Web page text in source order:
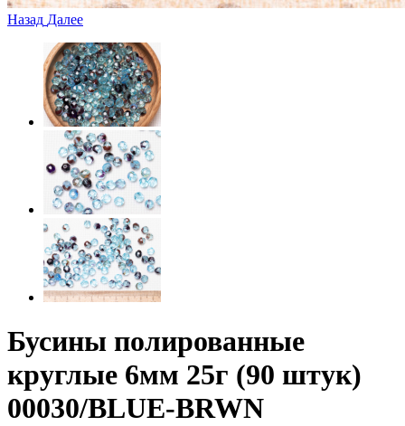
Назад Далее
Бусины полированные
круглые 6мм 25г (90 штук)
00030/BLUE-BRWN